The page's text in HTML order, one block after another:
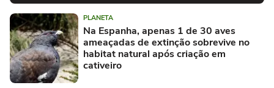
PLANETA
Na Espanha, apenas 1 de 30 aves
ameaçadas de extinção sobrevive no
habitat natural após criação em
cativeiro